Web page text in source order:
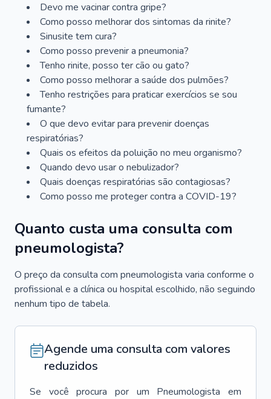
Devo me vacinar contra gripe?
Como posso melhorar dos sintomas da rinite?
Sinusite tem cura?
Como posso prevenir a pneumonia?
Tenho rinite, posso ter cão ou gato?
Como posso melhorar a saúde dos pulmões?
Tenho restrições para praticar exercícios se sou
fumante?
O que devo evitar para prevenir doenças
respiratórias?
Quais os efeitos da poluição no meu organismo?
Quando devo usar o nebulizador?
Quais doenças respiratórias são contagiosas?
Como posso me proteger contra a COVID-19?
Quanto custa uma consulta com
pneumologista?
O preço da consulta com pneumologista varia conforme o
profissional e a clínica ou hospital escolhido, não seguindo
nenhum tipo de tabela.
Agende uma consulta com valores
reduzidos
Se você procura por um Pneumologista
em